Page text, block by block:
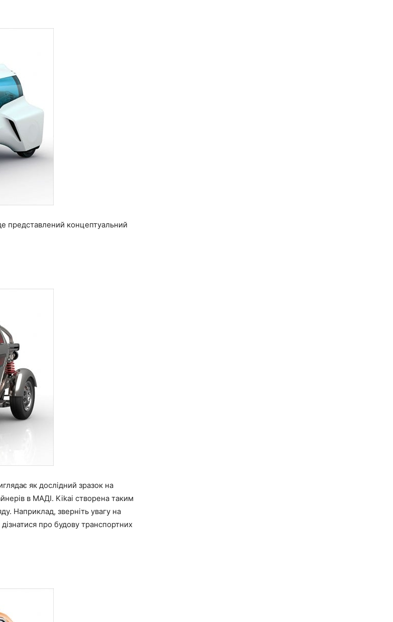
представлений концептуальний
як дослідний зразок на
в МАДІ. Kikai створена таким
Наприклад, зверніть увагу на
про будову транспортних